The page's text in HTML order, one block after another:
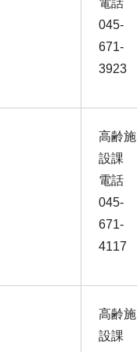
電話
045-
671-
3923
高齢施
設課
電話
045-
671-
4117
高齢施
設課